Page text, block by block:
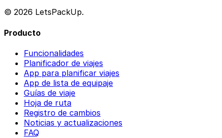
© 2026 LetsPackUp.
Producto
Funcionalidades
Planificador de viajes
App para planificar viajes
App de lista de equipaje
Guías de viaje
Hoja de ruta
Registro de cambios
Noticias y actualizaciones
FAQ